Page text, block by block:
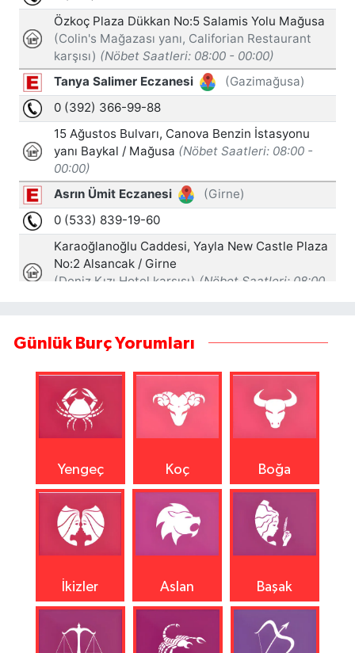
Günlük Burç Yorumları
Yengeç Koç Boğa
İkizler Aslan Başak